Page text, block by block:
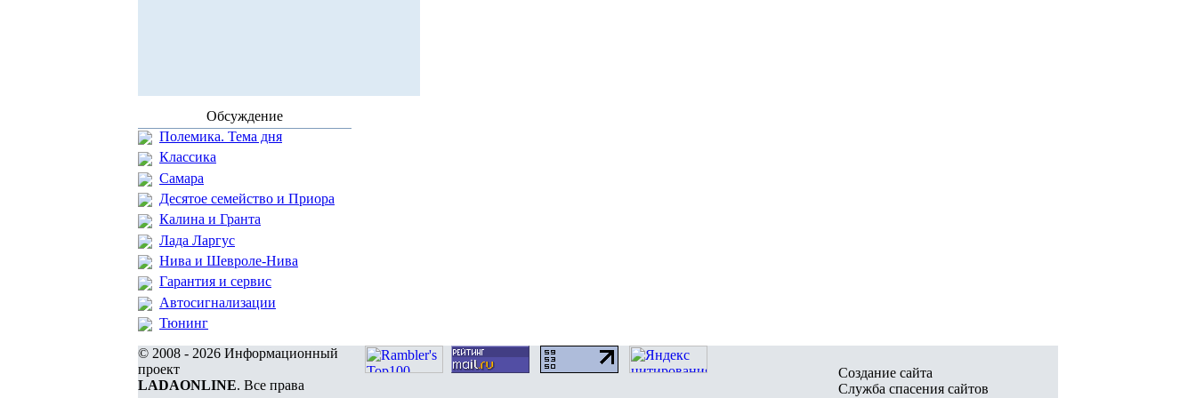
Обсуждение
Полемика. Тема дня
Классика
Самара
Десятое семейство и Приора
Калина и Гранта
Лада Ларгус
Нива и Шевроле-Нива
Гарантия и сервис
Автосигнализации
Тюнинг
© 2008 - 2026 Информационный
проект
LADAONLINE. Все права
Создание сайта
Служба спасения сайтов